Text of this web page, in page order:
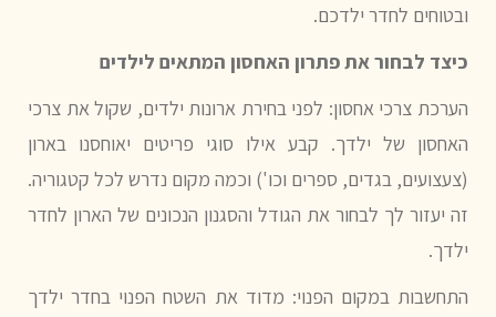
ובטוחים לחדר ילדכם.
כיצד לבחור את פתרון האחסון המתאים לילדים
הערכת צרכי אחסון: לפני בחירת ארונות ילדים, שקול את צרכי
האחסון של ילדך. קבע אילו סוגי פריטים יאוחסנו בארון
(צעצועים, בגדים, ספרים וכו') וכמה מקום נדרש לכל קטגוריה.
זה יעזור לך לבחור את הגודל והסגנון הנכונים של הארון לחדר
ילדך.
התחשבות במקום הפנוי: מדוד את השטח הפנוי בחדר ילדך